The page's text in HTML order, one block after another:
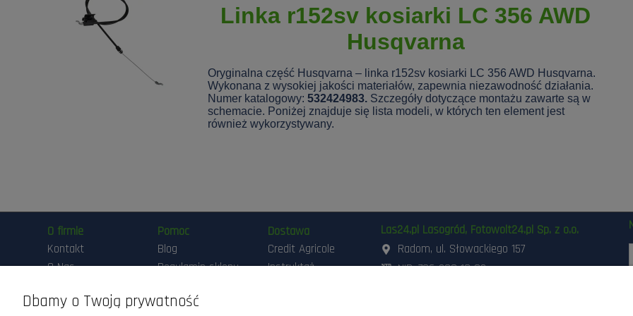
Linka r152sv kosiarki LC 356 AWD
Husqvarna
Oryginalna część Husqvarna – linka r152sv kosiarki LC 356 AWD Husqvarna.
Wykonana z wysokiej jakości materiałów, zapewnia niezawodność działania.
Numer katalogowy:532424983. Szczegóły dotyczące montażu zawarte są w
schemacie. Poniżej znajduje się lista modeli, w których ten element jest
również wykorzystywany.
O firmie
Kontakt
O Nas
Pomoc
Blog
Regulamin sklepu
prywatności
Dostawa
Credit Agricole
Instruktaż
Las24.pl Lasogród, Fotowolt24.pl Sp. z o.o.
Radom, ul. Słowackiego 157
NIP: 796-298-18-03
Dbamy o Twoją prywatność